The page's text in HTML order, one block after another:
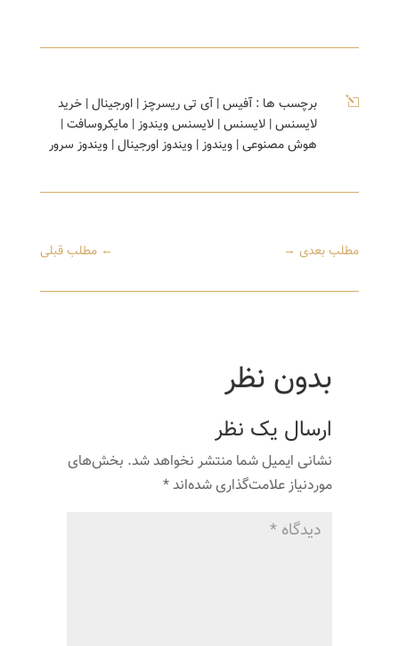
l برچسب ها :آفیس|آی تی ریسرچز| اورجینال| خرید
لایسنس| لایسنس| لایسنس ویندوز| مایکروسافت|
هوش مصنوعی| ویندوز| ویندوز اورجینال| ویندوز سرور
←مطلب قبلی مطلب بعدی→
بدون نظر
ارسال یک نظر
نشانی ایمیل شما منتشر نخواهد شد. بخش‌های
موردنیاز علامت‌گذاری شده‌اند*